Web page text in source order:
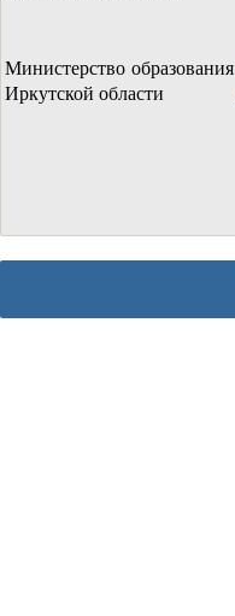
Министерство образования
Иркутской области